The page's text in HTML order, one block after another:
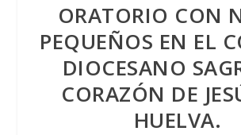
ORATORIO CON
PEQUEÑOS EN EL
DIOCESANO
CORAZÓN DE
HUELVA.